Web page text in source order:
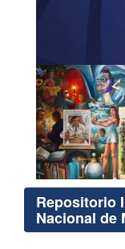
Repositorio
Nacional de